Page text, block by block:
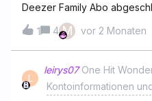
Deezer Family Abo
bei Web.DE die besseren
den Deezer Family Web.de
nicht, dass beide Accounts
Adresse laufen müssen.
Web.DE und die damit
offenbar ein neuer Web.DE
1 4 M vor 2 Monaten
L
leirys07 One Hit
Kontoinformationen